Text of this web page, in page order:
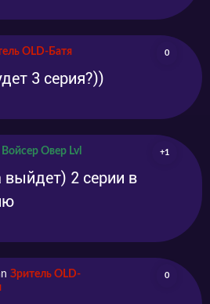
OLD-Батя 0
3 серия?))
Войсер Овер Lvl +1
выйдет) 2 серии в
Зритель OLD-
0